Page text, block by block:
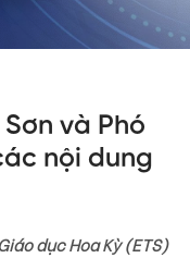
và Phó
nội dung
dục Hoa Kỳ (ETS)